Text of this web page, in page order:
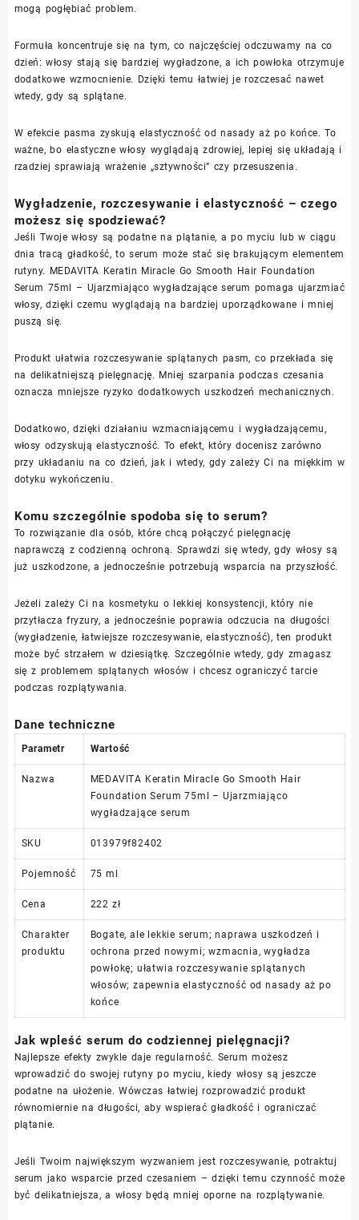
mogą pogłębiać problem.
Formuła koncentruje się na tym, co najczęściej odczuwamy na co
dzień: włosy stają się bardziej wygładzone, a ich powłoka otrzymuje
dodatkowe wzmocnienie. Dzięki temu łatwiej je rozczesać nawet
wtedy, gdy są splątane.
W efekcie pasma zyskują elastyczność od nasady aż po końce. To
ważne, bo elastyczne włosy wyglądają zdrowiej, lepiej się układają i
rzadziej sprawiają wrażenie „sztywności” czy przesuszenia.
Wygładzenie, rozczesywanie i elastyczność – czego
możesz się spodziewać?
Jeśli Twoje włosy są podatne na plątanie, a po myciu lub w ciągu
dnia tracą gładkość, to serum może stać się brakującym elementem
rutyny. MEDAVITA Keratin Miracle Go Smooth Hair Foundation
Serum 75ml – Ujarzmiająco wygładzające serum pomaga ujarzmiać
włosy, dzięki czemu wyglądają na bardziej uporządkowane i mniej
puszą się.
Produkt ułatwia rozczesywanie splątanych pasm, co przekłada się
na delikatniejszą pielęgnację. Mniej szarpania podczas czesania
oznacza mniejsze ryzyko dodatkowych uszkodzeń mechanicznych.
Dodatkowo, dzięki działaniu wzmacniającemu i wygładzającemu,
włosy odzyskują elastyczność. To efekt, który docenisz zarówno
przy układaniu na co dzień, jak i wtedy, gdy zależy Ci na miękkim w
dotyku wykończeniu.
Komu szczególnie spodoba się to serum?
To rozwiązanie dla osób, które chcą połączyć pielęgnację
naprawczą z codzienną ochroną. Sprawdzi się wtedy, gdy włosy są
już uszkodzone, a jednocześnie potrzebują wsparcia na przyszłość.
Jeżeli zależy Ci na kosmetyku o lekkiej konsystencji, który nie
przytłacza fryzury, a jednocześnie poprawia odczucia na długości
(wygładzenie, łatwiejsze rozczesywanie, elastyczność), ten produkt
może być strzałem w dziesiątkę. Szczególnie wtedy, gdy zmagasz
się z problemem splątanych włosów i chcesz ograniczyć tarcie
podczas rozplątywania.
Dane techniczne
Parametr Wartość
Nazwa
MEDAVITA Keratin Miracle Go Smooth Hair
Foundation Serum 75ml – Ujarzmiająco
wygładzające serum
SKU 013979f82402
Pojemność 75 ml
Cena 222 zł
Charakter
produktu
Bogate, ale lekkie serum; naprawa uszkodzeń i
ochrona przed nowymi; wzmacnia, wygładza
powłokę; ułatwia rozczesywanie splątanych
włosów; zapewnia elastyczność od nasady aż po
końce
Jak wpleść serum do codziennej pielęgnacji?
Najlepsze efekty zwykle daje regularność. Serum możesz
wprowadzić do swojej rutyny po myciu, kiedy włosy są jeszcze
podatne na ułożenie. Wówczas łatwiej rozprowadzić produkt
równomiernie na długości, aby wspierać gładkość i ograniczać
plątanie.
Jeśli Twoim największym wyzwaniem jest rozczesywanie, potraktuj
serum jako wsparcie przed czesaniem – dzięki temu czynność może
być delikatniejsza, a włosy będą mniej oporne na rozplątywanie.